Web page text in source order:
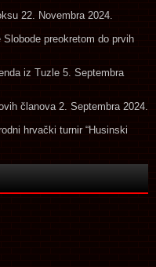
22. Novembra 2024.
preokretom do prvih
iz Tuzle 5. Septembra
članova 2. Septembra 2024.
hrvački turnir “Husinski